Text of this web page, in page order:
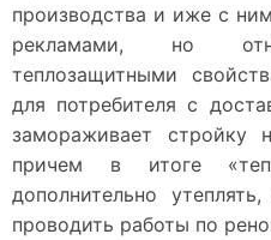
производства и иже с
рекламами, но
теплозащитными
для потребителя с
замораживает стройку
причем в итоге
дополнительно
проводить работы по